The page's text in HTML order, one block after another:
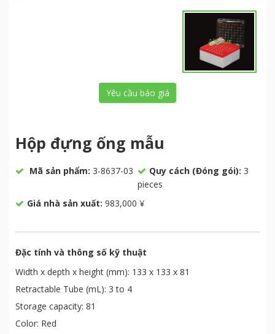
Yêu cầu báo giá
Hộp đựng ống mẫu
Mã sản phẩm: 3-8637-03 Quy cách (Đóng gói): 3
pieces
Giá nhà sản xuất: 983,000 ¥
Đặc tính và thông số kỹ thuật
Width x depth x height (mm): 133 x 133 x 81
Retractable Tube (mL): 3 to 4
Storage capacity: 81
Color: Red